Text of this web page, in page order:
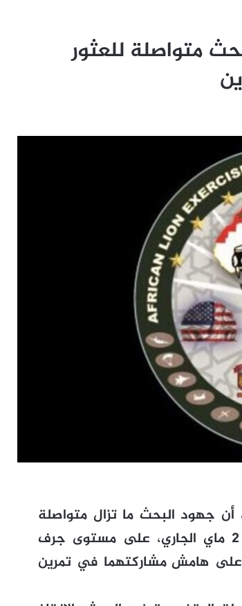
جهود البحث متواصلة للعثور
أن جهود البحث ما تزال متواصلة
للعثور على الجنديين الأمريكيين المفقودين منذ 2 ماي الجاري، على مستوى جرف
هامش مشاركتهما في تمرين